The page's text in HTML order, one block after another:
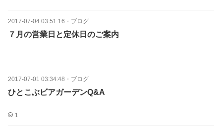
2017-07-04 03:51:16 ・ ブログ
７月の営業日と定休日のご案内
2017-07-01 03:34:48 ・ ブログ
ひとこぶビアガーデンQ&A
1